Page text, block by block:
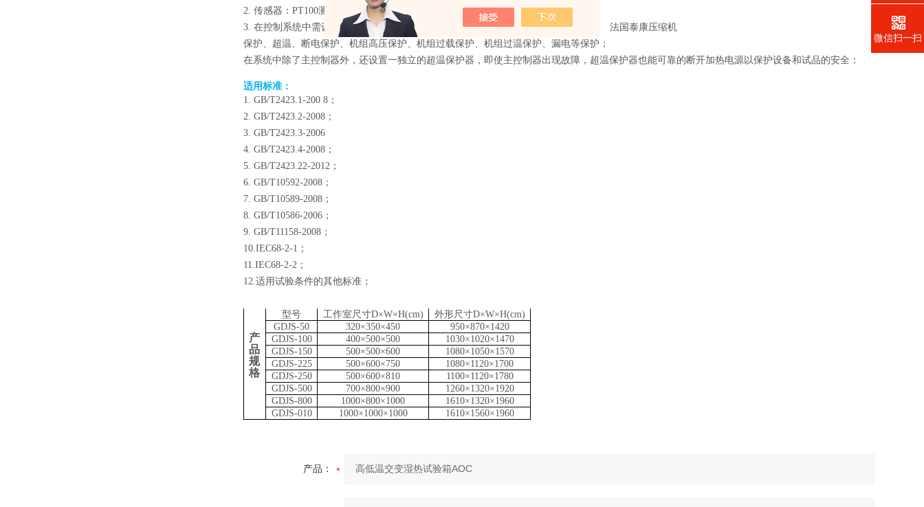
2. 传感器： PT100测温传感器 ；
3. 在控制系统中需设有安全保护措施，包括：缺相保护、相序错误保护、风机过载
法国泰康压缩机
保护、超温、断电保护、机组高压保护、机组过载保护、机组过温保护、漏电等保护 ；
在系统中除了主控制器外，还设置一独立的超温保护器，即使主控制器出现故障，超温保护器也能可靠的断开加热电源以保护设备和试品的安全 ；
适用标准 ：
1. GB/T2423.1-200 8；
2. GB/T2423.2-2008；
3. GB/T2423.3-2006
4. GB/T2423.4-2008；
5. GB/T2423.22-2012；
6. GB/T10592-2008；
7. GB/T10589-2008；
8. GB/T10586-2006；
9. GB/T11158-2008；
10.IEC68-2-1；
11.IEC68-2-2；
12.适用试验条件的其他标准 ；
产
品
规
格
型号 工作室尺寸D×W×H(cm)
外形尺寸D×W×H(cm)
GDJS-50 320×350×450 950×870×1420
GDJS-100 400×500×500
1030×1020×1470
GDJS-150 500×500×600 1080×1050×1570
GDJS-225 500×600×750 1080×1120×1700
GDJS-250 500×600×810
1100×1120×1780
GDJS-500 700×800×900
1260×1320×1920
GDJS-800 1000×800×1000
1610×1320×1960
GDJS-010 1000×1000×1000 1610×1560×1960
产品：
微信扫一扫